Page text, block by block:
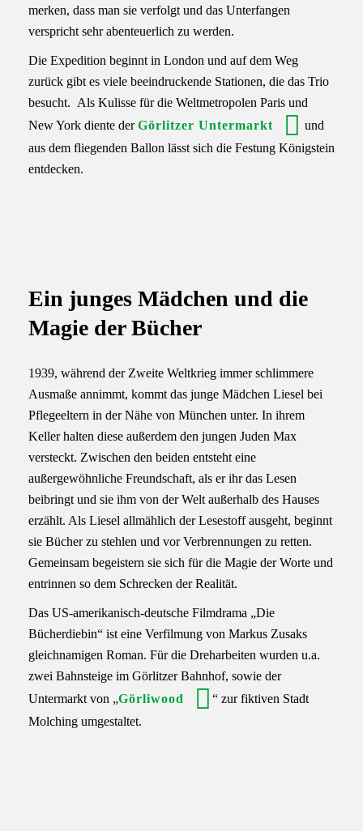
merken, dass man sie verfolgt und das Unterfangen
verspricht sehr abenteuerlich zu werden.
Die Expedition beginnt in London und auf dem Weg
zurück gibt es viele beeindruckende Stationen, die das Trio
besucht. Als Kulisse für die Weltmetropolen Paris und
New York diente derGörlitzer Untermarkt
und
aus dem fliegenden Ballon lässt sich die Festung Königstein
entdecken.
Ein junges Mädchen und die
Magie der Bücher
1939, während der Zweite Weltkrieg immer schlimmere
Ausmaße annimmt, kommt das junge Mädchen Liesel bei
Pflegeeltern in der Nähe von München unter. In ihrem
Keller halten diese außerdem den jungen Juden Max
versteckt. Zwischen den beiden entsteht eine
außergewöhnliche Freundschaft, als er ihr das Lesen
beibringt und sie ihm von der Welt außerhalb des Hauses
erzählt. Als Liesel allmählich der Lesestoff ausgeht, beginnt
sie Bücher zu stehlen und vor Verbrennungen zu retten.
Gemeinsam begeistern sie sich für die Magie der Worte und
entrinnen so dem Schrecken der Realität.
Das US-amerikanisch-deutsche Filmdrama „Die
Bücherdiebin“ ist eine Verfilmung von Markus Zusaks
gleichnamigen Roman. Für die Dreharbeiten wurden u.a.
zwei Bahnsteige im Görlitzer Bahnhof, sowie der
Untermarkt von „Görliwood
“ zur fiktiven Stadt
Molching umgestaltet.